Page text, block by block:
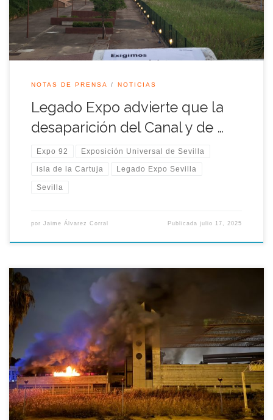
empresarial, comercial y hotelero en […]
NOTAS DE PRENSA NOTICIAS
Legado Expo advierte que la
desaparición del Canal y de …
Expo 92 Exposición Universal de Sevilla
isla de la Cartuja Legado Expo Sevilla
Sevilla
por Jaime Álvarez Corral Publicadajulio 17, 2025
La Asociación alerta de que este suceso es una consecuencia
más de la dejación de funciones del Ayuntamiento de Sevilla
en la Isla de la Cartuja. La Asociación Legado Expo Sevilla
expresa su profunda indignación y tristeza ante el incendio
ocurrido en el emblemático Auditorio Rocío Jurado, situado
en la […]